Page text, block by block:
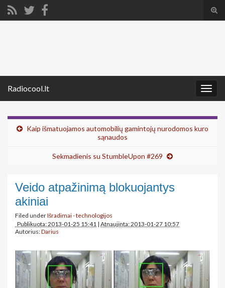
Radiocool.lt
Kaip išmatuojamos automobilių gamintojų nurodomos kuro
sąnaudos
Sekmadienis su StumbleUpon #269
Veido atpažinimą blokuojantys
akiniai
Filed underIšradimai - technologijos
Publikuota: 2013-01-25 15:41 | Atnaujinta: 2013-01-27 10:57
Autorius:Darius